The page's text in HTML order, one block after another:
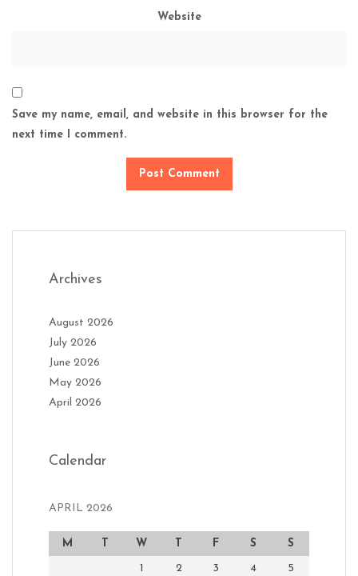
Website
Save my name, email, and website in this browser for the
next time I comment.
Archives
August 2026
July 2026
June 2026
May 2026
April 2026
Calendar
APRIL 2026
M T W T F S S
1 2 3 4 5